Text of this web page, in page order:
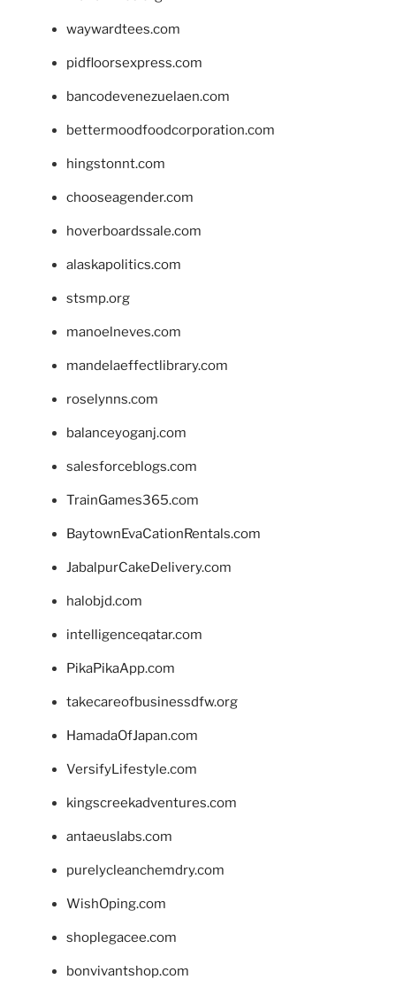
waywardtees.com
pidfloorsexpress.com
bancodevenezuelaen.com
bettermoodfoodcorporation.com
hingstonnt.com
chooseagender.com
hoverboardssale.com
alaskapolitics.com
stsmp.org
manoelneves.com
mandelaeffectlibrary.com
roselynns.com
balanceyoganj.com
salesforceblogs.com
TrainGames365.com
BaytownEvaCationRentals.com
JabalpurCakeDelivery.com
halobjd.com
intelligenceqatar.com
PikaPikaApp.com
takecareofbusinessdfw.org
HamadaOfJapan.com
VersifyLifestyle.com
kingscreekadventures.com
antaeuslabs.com
purelycleanchemdry.com
WishOping.com
shoplegacee.com
bonvivantshop.com